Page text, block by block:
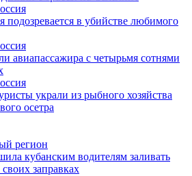
в убийстве любимого
авиапассажира с четырьмя сотнями
украли из рыбного хозяйства
осетра
регион
кубанским водителям заливать
заправках